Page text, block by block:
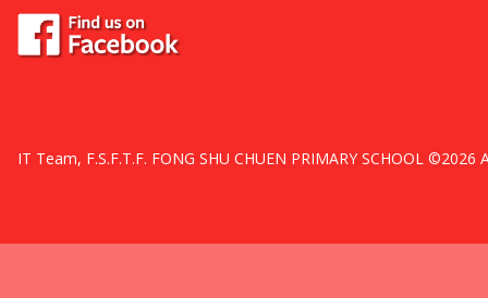
IT Team, F.S.F.T.F. FONG SHU CHUEN PRIMARY SCHOOL ©2026